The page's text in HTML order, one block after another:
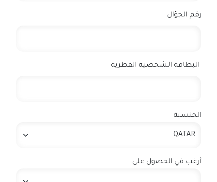
رقم الجوّال
البطاقة الشخصية القطرية
الجنسية
أرغب في الحصول على